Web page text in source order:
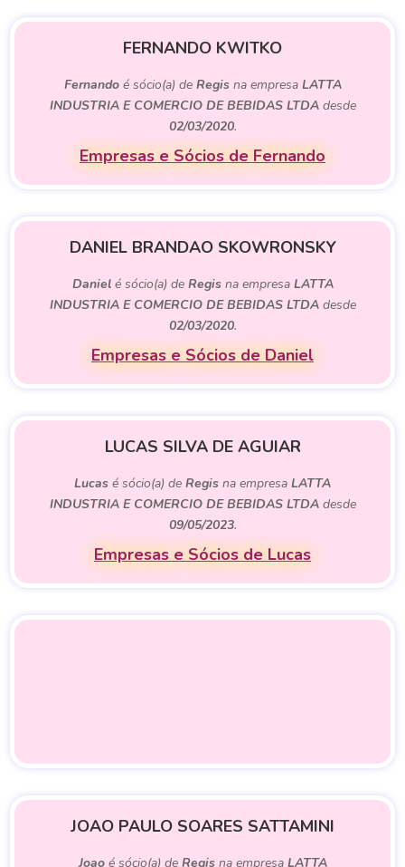
FERNANDO KWITKO
Fernandoé sócio(a) de Regisna empresa LATTA
INDUSTRIA E COMERCIO DE BEBIDAS LTDAdesde
02/03/2020.
Empresas e Sócios de Fernando
DANIEL BRANDAO SKOWRONSKY
Danielé sócio(a) de Regisna empresa LATTA
INDUSTRIA E COMERCIO DE BEBIDAS LTDAdesde
02/03/2020.
Empresas e Sócios de Daniel
LUCAS SILVA DE AGUIAR
Lucas é sócio(a) de Regis na empresa LATTA
INDUSTRIA E COMERCIO DE BEBIDAS LTDAdesde
09/05/2023.
Empresas e Sócios de Lucas
JOAO PAULO SOARES SATTAMINI
Joaoé sócio(a) de Regisna empresa LATTA